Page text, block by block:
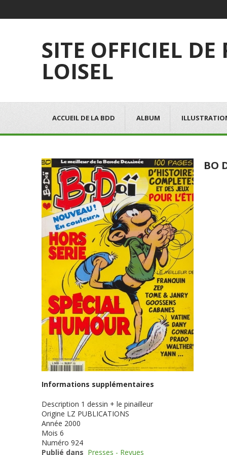
SITE OFFICIEL DE
LOISEL
ACCUEIL DE LA BDD ALBUM
BO
Informations supplémentaires
Description 1 dessin + le pinailleur
Origine LZ PUBLICATIONS
Année 2000
Mois 6
Numéro 924
Publié dans Presses - Revues